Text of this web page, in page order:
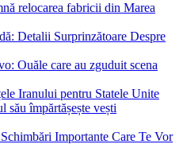
relocarea fabricii din Marea
Detalii Surprinzătoare Despre
Ouăle care au zguduit scena
Iranului pentru Statele Unite
său împărtășește vești
Importante Care Te Vor